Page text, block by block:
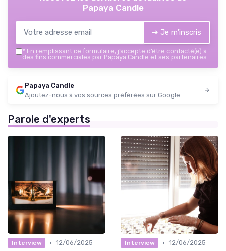
Papaya Candle
➔ Je m'inscris
* En remplissant ce formulaire, j’accepte d’être contacté(e) à
des fins commerciales par Papaya Candle et ses partenaires.
Papaya Candle
Ajoutez-nous à vos sources préférées sur Google
Parole d'experts
Interview • 12/06/2025
Interview • 12/06/2025